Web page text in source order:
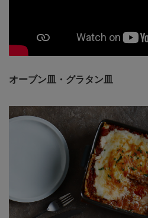
オーブン皿・グラタン皿